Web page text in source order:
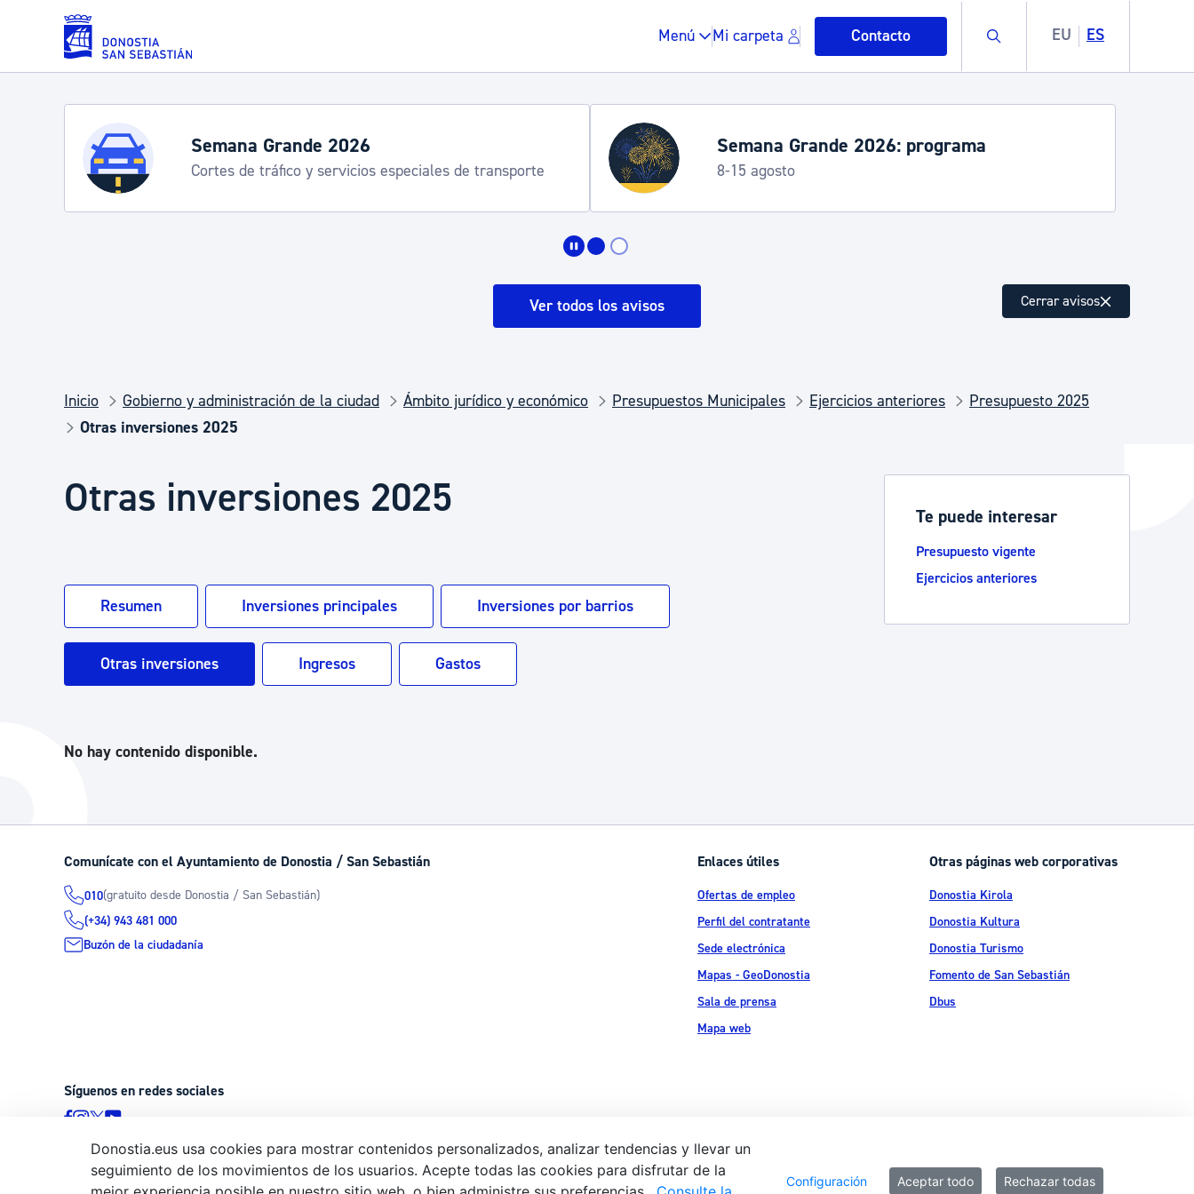
Saltar al contenido principal
Menú Mi carpeta Contacto Buscar EU ES
Servicios
Padrón y asuntos personales
Espacio público, residuos y medioambiente
Seguridad ciudadana y emergencias Euskera
Participación ciudadana y asociacionismo
Deporte
Descubre la ciudad
La ciudad futura
Portal de transparencia
Catálogo de trámites
Ayuda a la tramitación
Semana Grande 2026
Cortes de tráfico y servicios especiales de transporte
Semana Grande 2026: programa
8-15 agosto
Ver todos los avisos Cerrar avisos
Inicio Gobierno y administración de la ciudad Ámbito jurídico y económico Presupuestos Municipales Ejercicios anteriores
Presupuesto 2025
Otras inversiones 2025
Otras inversiones 2025
Resumen Inversiones principales Inversiones por barrios
Otras inversiones Ingresos Gastos
No hay contenido disponible.
Te puede interesar
Presupuesto vigente
Ejercicios anteriores
Comunícate con el Ayuntamiento de Donostia / San Sebastián
010(gratuito desde Donostia / San Sebastián)
(+34) 943 481 000
Buzón de la ciudadanía
Enlaces útiles
Ofertas de empleo
Perfil del contratante
Sede electrónica
Mapas - GeoDonostia
Sala de prensa
Mapa web
Otras páginas web corporativas
Donostia Kirola
Donostia Kultura
Donostia Turismo
Fomento de San Sebastián
Dbus
Síguenos en redes sociales
© Donostiako Udala - Ayuntamiento de Donostia / San Sebastián Ijentea 1,
Aviso legal Política de privacidad Política de cookies Declaración de accesibilidad
Donostia.eus usa cookies para mostrar contenidos personalizados, analizar tendencias y llevar un
seguimiento de los movimientos de los usuarios. Acepte todas las cookies para disfrutar de la
Configuración Aceptar todo Rechazar todas